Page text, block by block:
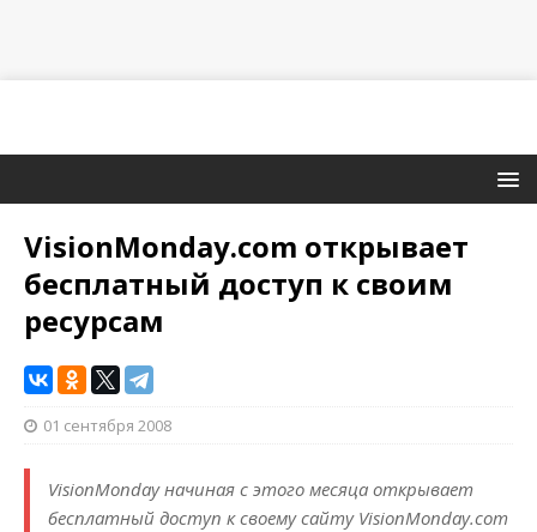
VisionMonday.com открывает
бесплатный доступ к своим
ресурсам
01 сентября 2008
VisionMonday начиная с этого месяца открывает
бесплатный доступ к своему сайту VisionMonday.com